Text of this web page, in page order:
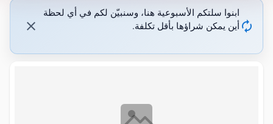
autorenew
ابنوا سلتكم الأسبوعية هنا، وسنبيّن لكم في أي لحظة
أين يمكن شراؤها بأقل تكلفة.
close